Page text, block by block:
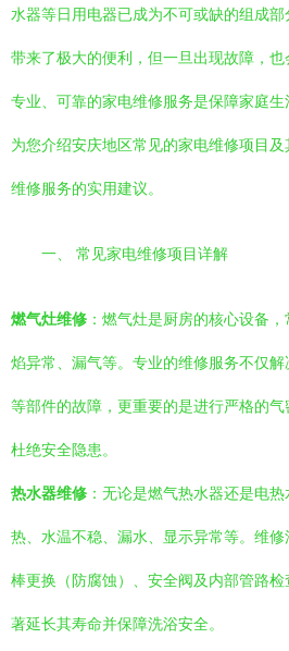
水器等日用电器已成为不可或缺的组成
带来了极大的便利，但一旦出现故障，也
专业、可靠的家电维修服务是保障家庭
为您介绍安庆地区常见的家电维修项目
维修服务的实用建议。
一、 常见家电维修项目详解
燃气灶维修 ：燃气灶是厨房的核心设备
焰异常、漏气等。专业的维修服务不仅
等部件的故障，更重要的是进行严格的气
杜绝安全隐患。
热水器维修 ：无论是燃气热水器还是电
热、水温不稳、漏水、显示异常等。维
棒更换（防腐蚀）、安全阀及内部管路
著延长其寿命并保障洗浴安全。